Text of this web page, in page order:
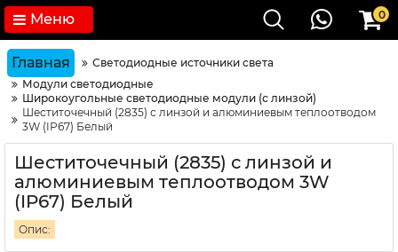
Меню 0
Главная
Светодиодные источники света
Модули светодиодные
Широкоугольные светодиодные модули (с линзой)
Шеститочечный (2835) с линзой и алюминиевым теплоотводом
3W (IP67) Белый
Шеститочечный (2835) с линзой и
алюминиевым теплоотводом 3W
(IP67) Белый
Опис: